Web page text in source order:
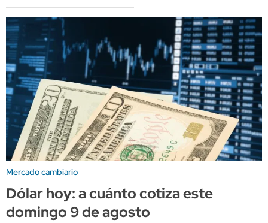
Mercado cambiario
Dólar hoy: a cuánto cotiza este
domingo 9 de agosto